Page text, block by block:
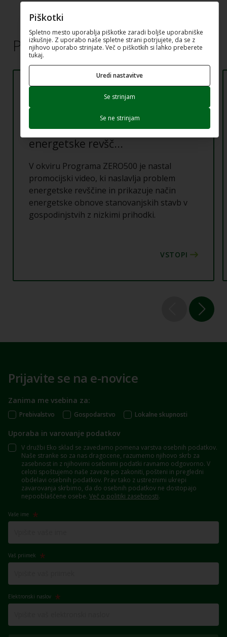
Preberite tudi
Promocijski video programa Eko
sklada za zmanjševanje
energetske revšč...
V okviru Programa ZERO500 je nastal
promocijski video, ki naslavlja problem
energetske revščine in prikazuje način
energetske obnove stanovanjskih stavb v
gospodinjstvih z nizkimi prihodki.
Prijavite se na e-novice
Zanima me vsebina za:
Prebivalstvo Gospodarstvo Lokalne skupnosti
Uporaba in varovanje podatkov
V družbi Eko sklad se zavedamo pomena varstva osebnih podatkov.
Naše stranke so za nas dragocene, razumemo njihovo skrb za
zasebnost in z njihovimi osebnimi podatki ravnamo odgovorno. V
celoti spoštujemo naše zaveze po zakoniti, pošteni in pregledni
obdelavi osebnih podatkov. Prav tako z ustreznimi ukrepi
zavarovanja skrbimo, da do osebnih podatkov ne dostopajo
nepooblaščene osebe. Več o politiki zasebnosti.
Vaše ime
Vaš priimek
Elektronski naslov
Piškotki
Spletno mesto uporablja piškotke zaradi boljše uporabniške
izkušnje. Z uporabo naše spletne strani potrjujete, da se z
njihovo uporabo strinjate. Več o piškotkih si lahko preberete
tukaj.
Uredi nastavitve
Se strinjam
Se ne strinjam